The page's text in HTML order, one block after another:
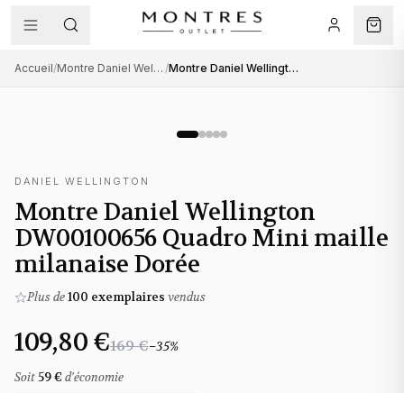
Accueil/ Montre Daniel Wellington femme / Montre Daniel Wellington DW00100656 Quadro Mini maille milanaise Dorée
DANIEL WELLINGTON
Montre Daniel Wellington
DW00100656 Quadro Mini maille
milanaise Dorée
Plus de100 exemplaires vendus
109,80 €169 €−35%
Soit59 € d'économie